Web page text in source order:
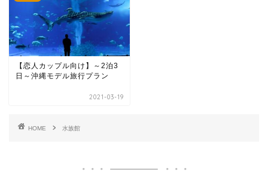
【恋人カップル向け】～2泊3
日～沖縄モデル旅行プラン
2021-03-19
HOME 水族館